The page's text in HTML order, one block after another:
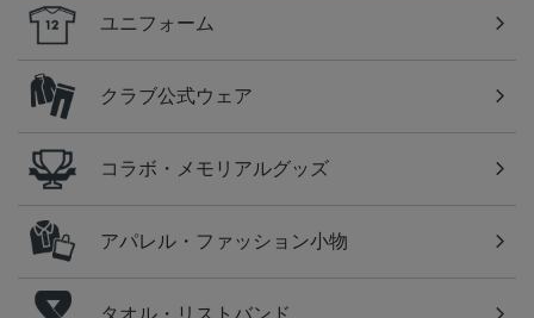
ユニフォーム
クラブ公式ウェア
コラボ・メモリアルグッズ
アパレル・ファッション小物